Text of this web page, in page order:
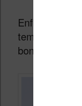
Enfin,
température
bon filtrage de